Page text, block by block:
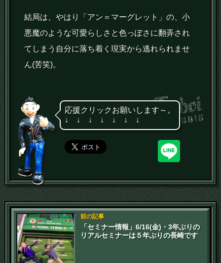
結局は、やはり「アン＝マーグレット」の、小
悪魔のような可愛らしさと色っぽさに翻弄され
てしまう自分に落ち着く現実から逃れられませ
ん(苦笑)。
応援クリックお願いします～。
↓ ↓ ↓ ↓ ↓ ↓ ↓
前の記事
「セミナー情報」6/16(金)・3年ぶりの
リアルセミナーは５年ぶりの長崎です